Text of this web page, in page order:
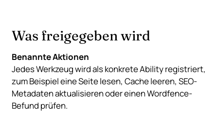
Was freigegeben wird
Benannte Aktionen
Jedes Werkzeug wird als konkrete Ability registriert,
zum Beispiel eine Seite lesen, Cache leeren, SEO-
Metadaten aktualisieren oder einen Wordfence-
Befund prüfen.